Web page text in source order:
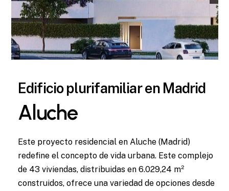
Edificio plurifamiliar en Madrid
Aluche
Este proyecto residencial en Aluche (Madrid)
redefine el concepto de vida urbana. Este complejo
de 43 viviendas, distribuidas en 6.029,24 m²
construidos, ofrece una variedad de opciones desde